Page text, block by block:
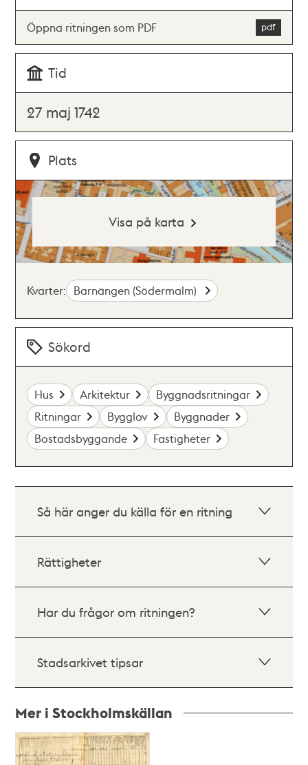
Öppna ritningen som PDF
Tid
27 maj 1742
Plats
Visa på karta
Kvarter: Barnängen (Södermalm)
Sökord
Hus Arkitektur
Byggnadsritningar
Ritningar
Bygglov
Byggnader
Bostadsbyggande
Fastigheter
Så här anger du källa för en ritning
Rättigheter
Har du frågor om ritningen?
Stadsarkivet tipsar
Mer i Stockholmskällan
Relaterade
poster